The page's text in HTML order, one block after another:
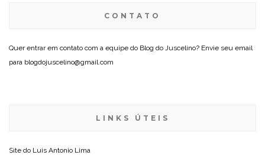
CONTATO
Quer entrar em contato com a equipe do Blog do Juscelino? Envie seu email
para blogdojuscelino@gmail.com
LINKS ÚTEIS
Site do Luis Antonio Lima